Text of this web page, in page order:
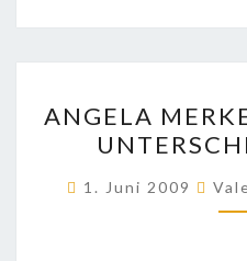
ANGELA
1. Juni 2009